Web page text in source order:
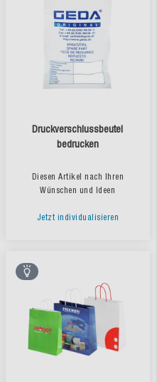
Druckverschlussbeutel
bedrucken
Diesen Artikel nach Ihren
Wünschen und Ideen
Jetzt individualisieren